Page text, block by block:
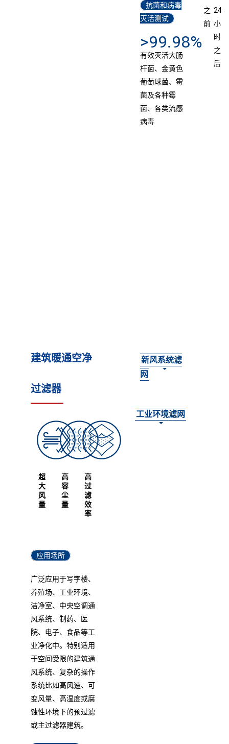
抗菌和病毒
灭活测试
>99.98%
有效灭活大肠
杆菌、金黄色
葡萄球菌、霉
菌及各种霉
菌、各类流感
病毒
之
前
24
小
时
之
后
建筑暖通空净
过滤器
超
大
风
量
高
容
尘
量
高
过
滤
效
率
应用场所
广泛应用于写字楼、
养殖场、工业环境、
洁净室、中央空调通
风系统、制药、医
院、电子、食品等工
业净化中。特别适用
于空间受限的建筑通
风系统、复杂的操作
系统比如高风速、可
变风量、高湿度或腐
蚀性环境下的预过滤
或主过滤器建筑。
新风系统滤
网
工业环境滤网